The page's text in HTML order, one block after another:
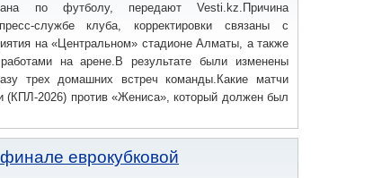
по футболу, передают Vesti.kz.Причина
службе клуба, корректировки связаны с
на «Центральном» стадионе Алматы, а также
на арене.В результате были изменены
трех домашних встреч команды.Какие матчи
(КПЛ-2026) против «Жениса», который должен был
еврокубковой